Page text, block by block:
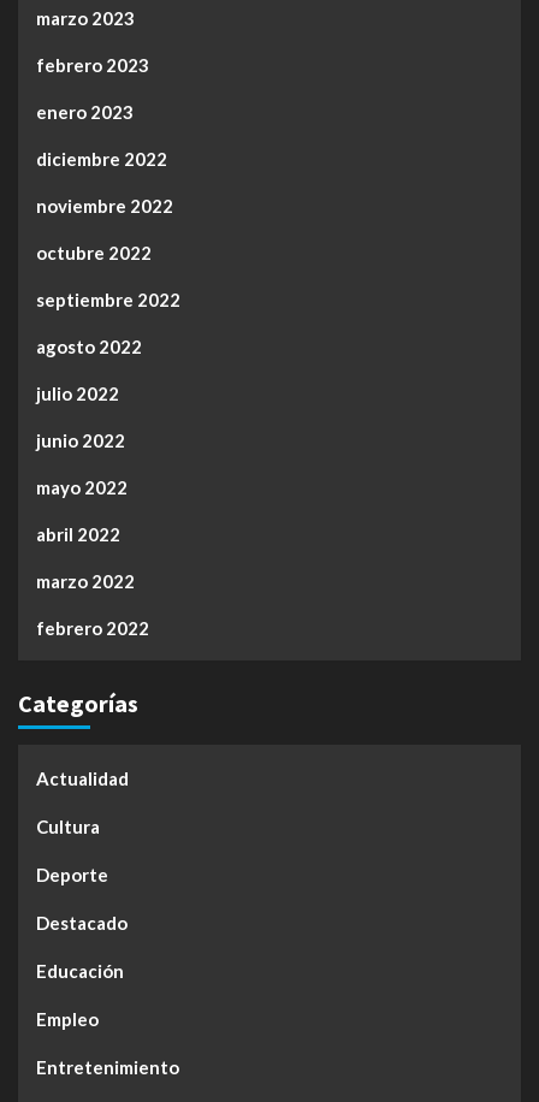
marzo 2023
febrero 2023
enero 2023
diciembre 2022
noviembre 2022
octubre 2022
septiembre 2022
agosto 2022
julio 2022
junio 2022
mayo 2022
abril 2022
marzo 2022
febrero 2022
Categorías
Actualidad
Cultura
Deporte
Destacado
Educación
Empleo
Entretenimiento